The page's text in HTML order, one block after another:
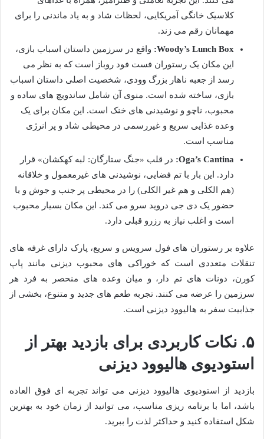
کلاسیک خانگی آمریکایی، لحظات شاد و به یاد ماندنی را برای
مهمانان رقم می زند.
Woody’s Lunch Box:
واقع در سرزمین داستان اسباب بازی،
این مکان یک رستوران فست فود روباز است که به نظر می
رسد از جعبه ناهار بزرگ وودی، شخصیت اصلی داستان اسباب
بازی، ساخته شده است. منوی آن شامل ساندویچ های ساده و
محبوب، ناچو و نوشیدنی های خنک است. این مکان برای یک
وعده غذایی سریع و غیررسمی در محیطی شاد و پر انرژی
مناسب است.
Oga’s Cantina:
در قلب «جنگ ستارگان: لبه کهکشان» قرار
دارد. این بار با تم فضایی، نوشیدنی های غیرمعمول و خلاقانه
(هم الکلی و هم غیر الکلی) را در محیطی پر جنب و جوش و با
حضور یک دی جی دروید سرو می کند. این مکان بسیار محبوب
است و اغلب نیاز به رزرو قبلی دارد.
علاوه بر رستوران های فول سرویس و سریع، پارک دارای غرفه های
تنقلات متعددی است که خوراکی های محبوب دیزنی مانند پاپ
کورن، دونات های تم دار، و میان وعده های منحصر به فرد هر
سرزمین را عرضه می کنند. تجربه طعم های جدید و متنوع، بخشی از
جذابیت سفر به هالیوود دیزنی است.
۵. نکات کاربردی برای بازدید بهتر از
استودیوی هالیوود دیزنی
بازدید از استودیوی هالیوود دیزنی می تواند تجربه ای فوق العاده
باشد، اما با برنامه ریزی مناسب، می توانید از زمان خود به بهترین
شکل استفاده کنید و حداکثر لذت را ببرید.